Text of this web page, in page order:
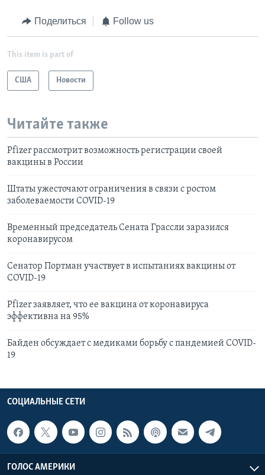
Поделиться Follow us
This item is part of
США Новости
Читайте также
Pfizer рассмотрит возможность регистрации своей
вакцины в России
Штаты ужесточают ограничения в связи с ростом
заболеваемости COVID-19
Временный председатель Сената Грассли заразился
коронавирусом
Сенатор Портман участвует в испытаниях вакцины от
COVID-19
Pfizer заявляет, что ее вакцина от коронавируса
эффективна на 95%
Байден обсуждает с медиками борьбу с пандемией COVID-
19
СОЦИАЛЬНЫЕ СЕТИ
ГОЛОС АМЕРИКИ